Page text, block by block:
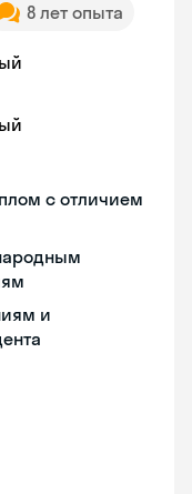
8 лет опыта
с отличием
и